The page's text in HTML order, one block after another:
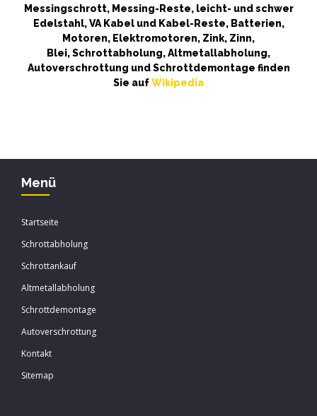
Messingschrott, Messing-Reste, leicht- und schwer
Edelstahl, VA Kabel und Kabel-Reste, Batterien,
Motoren, Elektromotoren, Zink, Zinn,
Blei, Schrottabholung, Altmetallabholung,
Autoverschrottung und Schrottdemontage finden
Sie aufWikipedia
Menü
Startseite
Schrottabholung
Schrottankauf
Altmetallabholung
Schrottdemontage
Autoverschrottung
Kontakt
Sitemap